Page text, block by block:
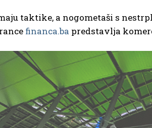
taktike, a nogometaši s
financa.ba predstavlja